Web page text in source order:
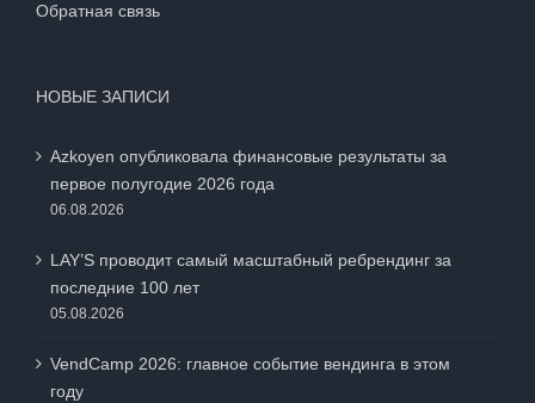
Обратная связь
НОВЫЕ ЗАПИСИ
Azkoyen опубликовала финансовые результаты за
первое полугодие 2026 года
06.08.2026
LAY’S проводит самый масштабный ребрендинг за
последние 100 лет
05.08.2026
VendCamp 2026: главное событие вендинга в этом
году